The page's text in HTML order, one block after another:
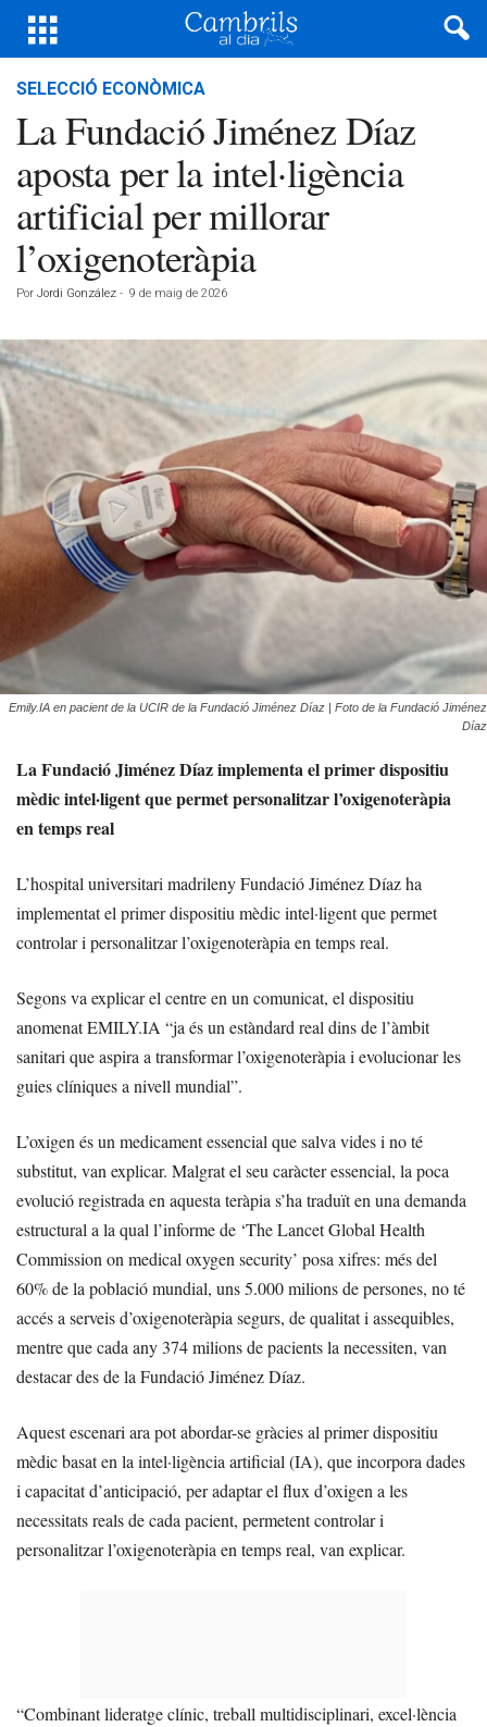
SELECCIÓ ECONÒMICA
La Fundació Jiménez Díaz
aposta per la intel·ligència
artificial per millorar
l’oxigenoteràpia
Por Jordi González - 9 de maig de 2026
Emily.IA en pacient de la UCIR de la Fundació Jiménez Díaz | Foto de la Fundació Jiménez
Díaz
La Fundació Jiménez Díaz implementa el primer dispositiu
mèdic intel·ligent que permet personalitzar l’oxigenoteràpia
en temps real
L’hospital universitari madrileny Fundació Jiménez Díaz ha
implementat el primer dispositiu mèdic intel·ligent que permet
controlar i personalitzar l’oxigenoteràpia en temps real.
Segons va explicar el centre en un comunicat, el dispositiu
anomenat EMILY.IA “ja és un estàndard real dins de l’àmbit
sanitari que aspira a transformar l’oxigenoteràpia i evolucionar les
guies clíniques a nivell mundial”.
L’oxigen és un medicament essencial que salva vides i no té
substitut, van explicar. Malgrat el seu caràcter essencial, la poca
evolució registrada en aquesta teràpia s’ha traduït en una demanda
estructural a la qual l’informe de ‘The Lancet Global Health
Commission on medical oxygen security’ posa xifres: més del
60% de la població mundial, uns 5.000 milions de persones, no té
accés a serveis d’oxigenoteràpia segurs, de qualitat i assequibles,
mentre que cada any 374 milions de pacients la necessiten, van
destacar des de la Fundació Jiménez Díaz.
Aquest escenari ara pot abordar-se gràcies al primer dispositiu
mèdic basat en la intel·ligència artificial (IA), que incorpora dades
i capacitat d’anticipació, per adaptar el flux d’oxigen a les
necessitats reals de cada pacient, permetent controlar i
personalitzar l’oxigenoteràpia en temps real, van explicar.
“Combinant lideratge clínic, treball multidisciplinari, excel·lència